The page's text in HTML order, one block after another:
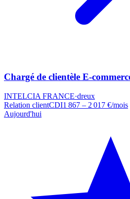
Chargé de clientèle E-
INTELCIA FRANCE·dreux
Relation clientCDI1 867 – 2 017 €/mois
Aujourd'hui